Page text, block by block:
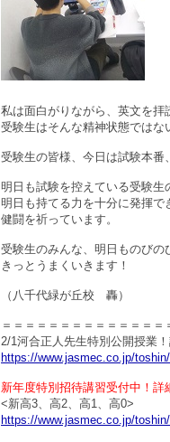
私は面白がりながら、英文を拝
受験生はそんな精神状態ではな
受験生の皆様、今日は試験本番
明日も試験を控えている受験生
明日も持てる力を十分に発揮で
健闘を祈っています。
受験生のみんな、明日ものびの
きっとうまくいきます！
（八千代緑が丘校 轟）
＝＝＝＝＝＝＝＝＝＝＝＝＝＝
2/1河合正人先生特別公開授業
https://www.jasmec.co.jp/
新年度特別招待講習受付中！詳
<新高3、高2、高1、高0>
https://www.jasmec.co.jp/